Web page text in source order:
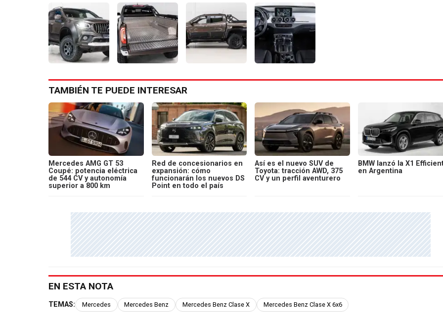
TAMBIÉN TE PUEDE INTERESAR
Mercedes AMG GT 53
Coupé: potencia eléctrica
de 544 CV y autonomía
superior a 800 km
Red de concesionarios en
expansión: cómo
funcionarán los nuevos DS
Point en todo el país
Así es el nuevo SUV de
Toyota: tracción AWD, 375
CV y un perfil aventurero
BMW lanzó la X1
en Argentina
EN ESTA NOTA
TEMAS: Mercedes Mercedes Benz Mercedes Benz Clase X Mercedes Benz Clase X 6x6